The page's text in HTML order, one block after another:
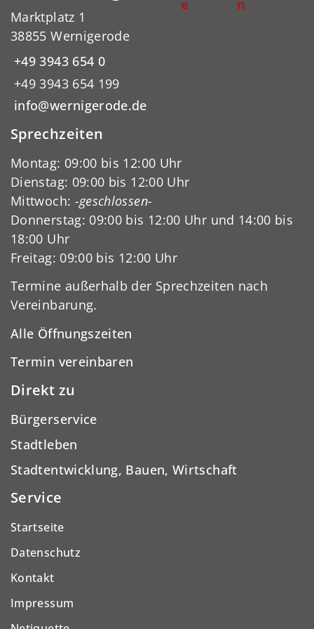
e
n
Marktplatz 1
38855 Wernigerode
+49 3943 654 0
+49 3943 654 199
info@wernigerode.de
Sprechzeiten
Montag: 09:00 bis 12:00 Uhr
Dienstag: 09:00 bis 12:00 Uhr
Mittwoch: -geschlossen-
Donnerstag: 09:00 bis 12:00 Uhr und 14:00 bis
18:00 Uhr
Freitag: 09:00 bis 12:00 Uhr
Termine außerhalb der Sprechzeiten nach
Vereinbarung.
Alle Öffnungszeiten
Termin vereinbaren
Direkt zu
Bürgerservice
Stadtleben
Stadtentwicklung, Bauen, Wirtschaft
Service
Startseite
Datenschutz
Kontakt
Impressum